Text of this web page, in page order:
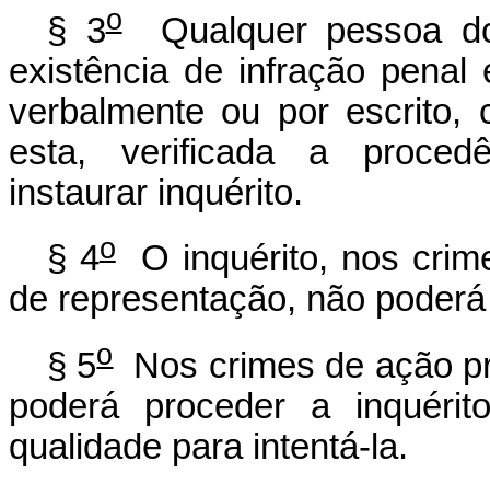
§ 3oQualquer pessoa
existência de infração
verbalmente ou por escrito,
esta, verificada a
instaurar inquérito.
§ 4oO inquérito, nos
de representação, não
§ 5oNos crimes de ação
poderá proceder a
qualidade para intentá-la.